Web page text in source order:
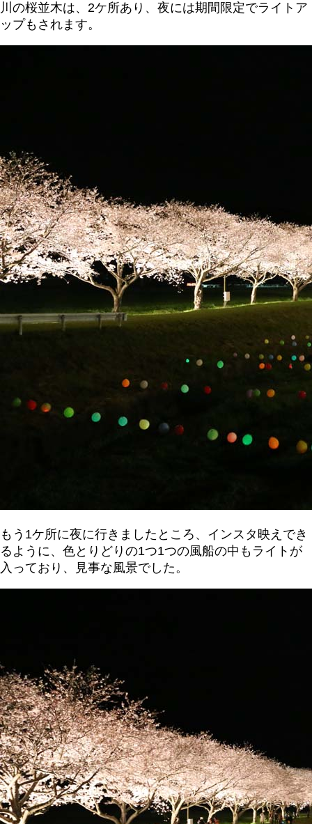
川の桜並木は、2ケ所あり、夜には期間限定でライトア
ップもされます。
もう1ケ所に夜に行きましたところ、インスタ映えでき
るように、色とりどりの1つ1つの風船の中もライトが
入っており、見事な風景でした。